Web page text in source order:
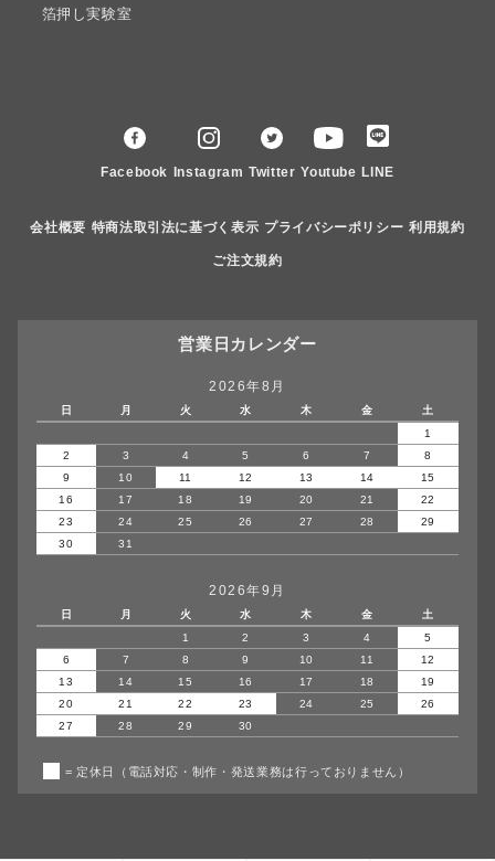
箔押し実験室
Facebook Instagram Twitter Youtube LINE
会社概要 特商法取引法に基づく表示 プライバシーポリシー 利用規約
ご注文規約
営業日カレンダー
2026年8月
日 月 火 水 木 金
土
1
2
3 4 5 6 7
8
9
10 11 12 13 14
15
16
17 18 19 20 21
22
23
24 25 26 27 28
29
30
31
2026年9月
日 月 火 水 木 金
土
1
2 3 4
5
6
7 8 9 10 11
12
13
14 15 16 17 18
19
20
21 22 23 24 25
26
27
28 29 30
= 定休日（電話対応・制作・発送業務は行っておりません）